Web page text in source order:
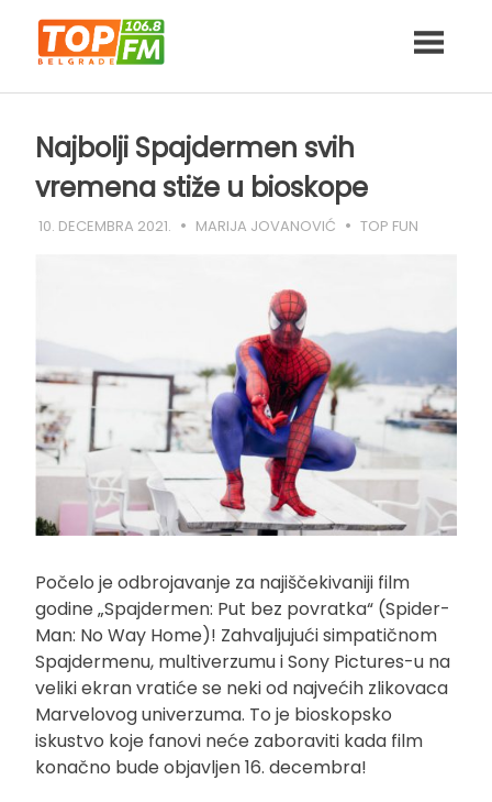
content
Najbolji Spajdermen svih
vremena stiže u bioskope
10. DECEMBRA 2021. MARIJA JOVANOVIĆ TOP FUN
Počelo je odbrojavanje za najiščekivaniji film
godine „Spajdermen: Put bez povratka“ (Spider-
Man: No Way Home)! Zahvaljujući simpatičnom
Spajdermenu, multiverzumu i Sony Pictures-u na
veliki ekran vratiće se neki od najvećih zlikovaca
Marvelovog univerzuma. To je bioskopsko
iskustvo koje fanovi neće zaboraviti kada film
konačno bude objavljen 16. decembra!